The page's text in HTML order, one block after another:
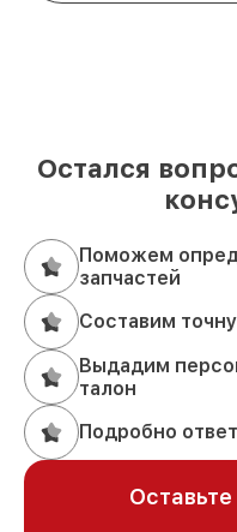
Остался
Поможем
запчастей
Составим
Выдадим
талон
Подробно